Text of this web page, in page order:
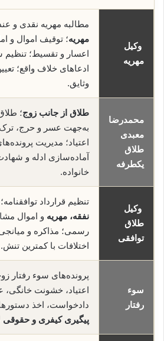
وکیل
مهریه
مطالبه مهریه نقدی و
مهریه؛ توقیف اموال و
اعسار و تقسیط؛ تنظیم
ادعاهای خلاف واقع؛
وثایق.
محمدرضا
معبدی
طلاق
یکطرفه
طلاق از جانب زوج؛
به‌جهت عسر و حرج، ترک
اعتیاد؛ مدیریت
آماده‌سازی ادله و
خانواده.
وکیل
طلاق
توافقی
تنظیم قرارداد
نفقه، مهریه و اموال
رسمی؛ مذاکره و
اختلافات با کمترین تنش.
سوء
رفتار
پرونده‌های سوء رفتار
اعتیاد، خشونت خانگی،
دادخواست، اخذ
پیگیری کیفری و حقوقی